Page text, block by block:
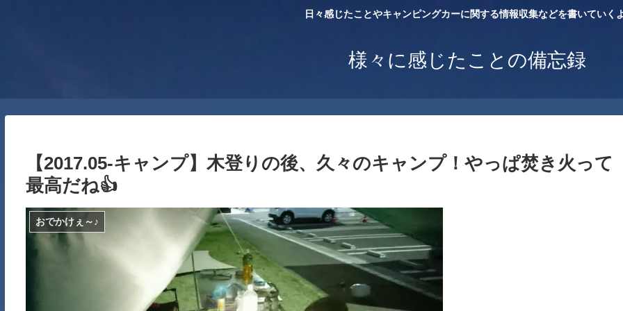
日々感じたことやキャンピングカーに関する情報収集などを書いていく
様々に感じたことの備忘録
【2017.05-キャンプ】木登りの後、久々のキャンプ！やっぱ焚き火って
最高だね👍
おでかけぇ～♪